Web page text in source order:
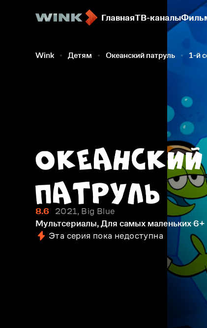
ГлавнаяТВ-каналы
Wink Детям Океанский патруль 1-й
8.6
2021, Big Blue
Мультсериалы, Для самых маленьких 6+
Эта серия пока недоступна